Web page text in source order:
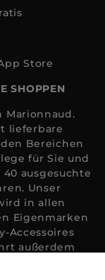
SHOPPEN
Marionnaud.
lieferbare
Bereichen
für Sie und
ausgesuchte
Unser
in allen
Eigenmarken
Accessoires
außerdem